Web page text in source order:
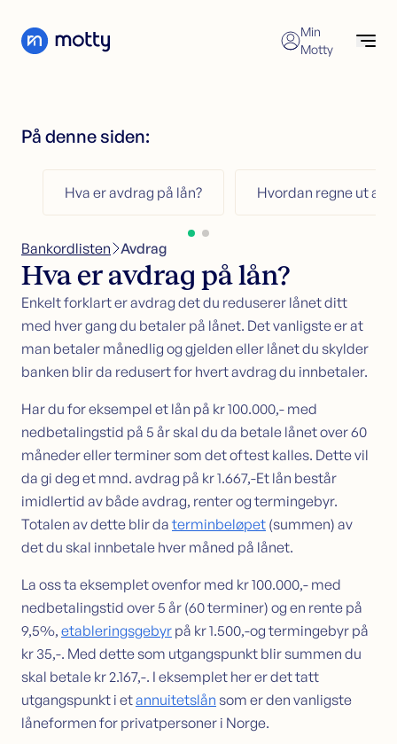
Min
Motty
Refinansiering
Kundeservice
Søk forbrukslån
Forbrukslånskalkulator
Refinansiering
Refinansiering uten sikkerhet
Refinansiering med sikkerhet
Økonomisk hjelp
Kredittkort
Søk kredittkort
Kredittkortkalkulator
Sikkerhet i bolig
Søk lån med sikkerhet i bolig
Samle dyre lån i boligen
Omstartslån
Boliglånskalkulator
Kundeservice
Guider
Artikler
Bankordlisten
Bankordlisten>Avdrag
Hva er avdrag på lån?
Enkelt forklart er avdrag det du reduserer lånet ditt
med hver gang du betaler på lånet. Det vanligste er at
man betaler månedlig og gjelden eller lånet du skylder
banken blir da redusert for hvert avdrag du innbetaler.
Har du for eksempel et lån på kr 100.000,- med
nedbetalingstid på 5 år skal du da betale lånet over 60
måneder eller terminer som det oftest kalles. Dette vil
da gi deg et mnd. avdrag på kr 1.667,-Et lån består
imidlertid av både avdrag, renter og termingebyr.
Totalen av dette blir da terminbeløpet (summen) av
det du skal innbetale hver måned på lånet.
La oss ta eksemplet ovenfor med kr 100.000,- med
nedbetalingstid over 5 år (60 terminer) og en rente på
9,5%, etableringsgebyr på kr 1.500,-og termingebyr på
kr 35,-. Med dette som utgangspunkt blir summen du
skal betale kr 2.167,-. I eksemplet her er det tatt
utgangspunkt i etannuitetslån som er den vanligste
låneformen for privatpersoner i Norge.
På denne siden:
Hva er avdrag på lån? Hvordan regne ut